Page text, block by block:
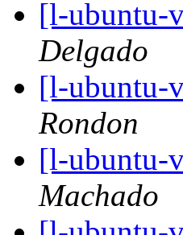
[l-ubuntu-
Delgado
[l-ubuntu-
Rondon
[l-ubuntu-
Machado